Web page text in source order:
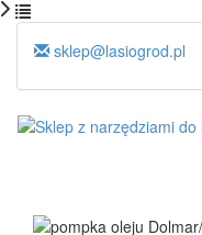
sklep@lasiogrod.pl